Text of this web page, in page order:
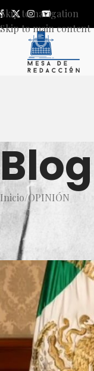
Skip to navigation
Skip to main content
Blog
Inicio OPINIÓN